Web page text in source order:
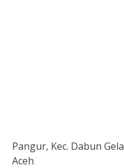
Pangur, Kec. Dabun
Aceh